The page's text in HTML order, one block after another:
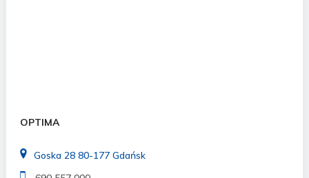
OPTIMA
Goska 28 80-177 Gdańsk